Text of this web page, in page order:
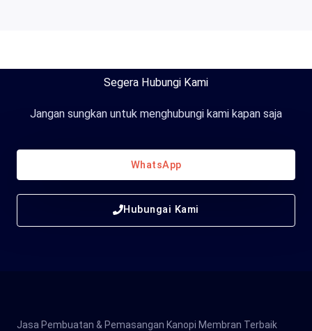
Segera Hubungi Kami
Jangan sungkan untuk menghubungi kami kapan saja
WhatsApp
Hubungai Kami
Jasa Pembuatan & Pemasangan Kanopi Membran Terbaik